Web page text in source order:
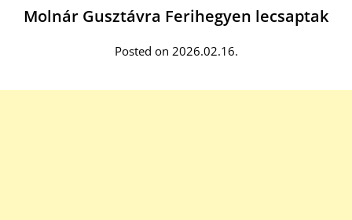
Molnár Gusztávra Ferihegyen lecsaptak
Posted on 2026.02.16.